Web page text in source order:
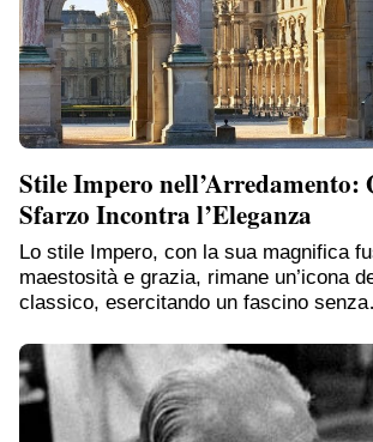
Stile Impero nell’Arredamento:
Sfarzo Incontra l’Eleganza
Lo stile Impero, con la sua magnifica
maestosità e grazia, rimane un’icona
classico, esercitando un fascino